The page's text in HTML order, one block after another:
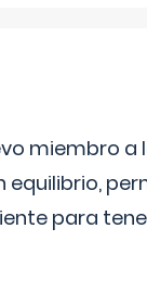
miembro
equilibrio,
para